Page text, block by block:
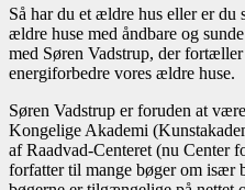
Så har du et ældre hus eller er
ældre huse med åndbare og
med Søren Vadstrup, der
energiforbedre vores ældre huse.
Søren Vadstrup er foruden at
Kongelige Akademi
af Raadvad-Centeret (nu Center
forfatter til mange bøger om især